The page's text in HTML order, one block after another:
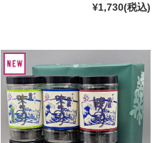
¥1,730(税込)